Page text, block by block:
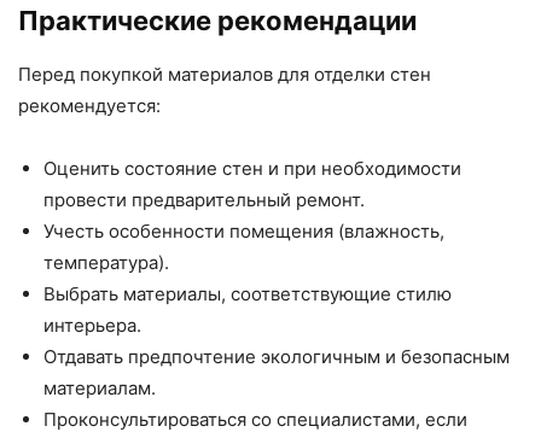
Практические рекомендации
Перед покупкой материалов для отделки стен
рекомендуется:
Оценить состояние стен и при необходимости
провести предварительный ремонт.
Учесть особенности помещения (влажность,
температура).
Выбрать материалы, соответствующие стилю
интерьера.
Отдавать предпочтение экологичным и безопасным
материалам.
Проконсультироваться со специалистами, если